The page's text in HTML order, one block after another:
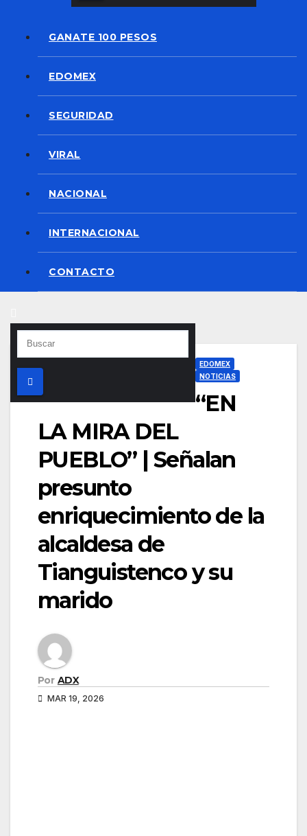
GANATE 100 PESOS
EDOMEX
SEGURIDAD
VIRAL
NACIONAL
INTERNACIONAL
CONTACTO
EDOMEX
NOTICIAS
“EN
LA MIRA DEL
PUEBLO” | Señalan
presunto
enriquecimiento de la
alcaldesa de
Tianguistenco y su
marido
Por ADX
MAR 19, 2026